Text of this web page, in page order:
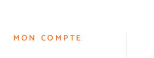
MON COMPTE